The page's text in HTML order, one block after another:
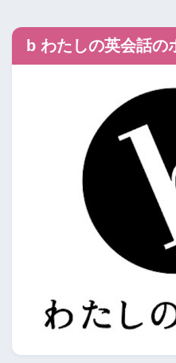
b わたしの英会話の